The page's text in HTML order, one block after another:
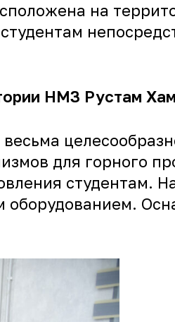
на
НМЗ Рустам
для горного
студентам.